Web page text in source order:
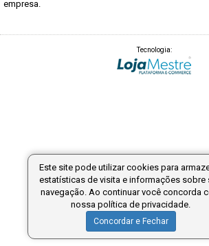
empresa.
Tecnologia:
Este site pode utilizar cookies para
estatísticas de visita e informações sobre
navegação. Ao continuar você concorda
nossa política de privacidade.
Concordar e Fechar